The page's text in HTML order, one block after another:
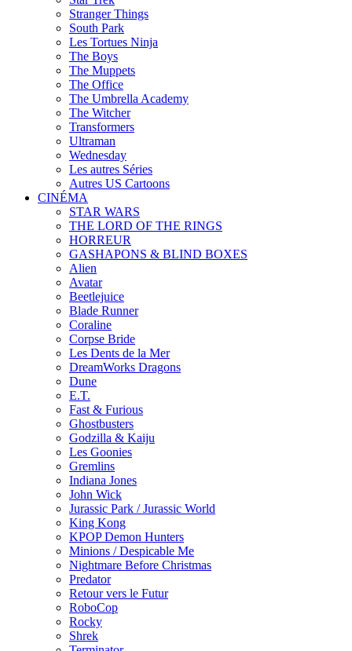
Stranger Things
South Park
Les Tortues Ninja
The Boys
The Muppets
The Office
The Umbrella Academy
The Witcher
Transformers
Ultraman
Wednesday
Les autres Séries
Autres US Cartoons
CINÉMA
STAR WARS
THE LORD OF THE RINGS
HORREUR
GASHAPONS & BLIND BOXES
Alien
Avatar
Beetlejuice
Blade Runner
Coraline
Corpse Bride
Les Dents de la Mer
DreamWorks Dragons
Dune
E.T.
Fast & Furious
Ghostbusters
Godzilla & Kaiju
Les Goonies
Gremlins
Indiana Jones
John Wick
Jurassic Park / Jurassic World
King Kong
KPOP Demon Hunters
Minions / Despicable Me
Nightmare Before Christmas
Predator
Retour vers le Futur
RoboCop
Rocky
Shrek